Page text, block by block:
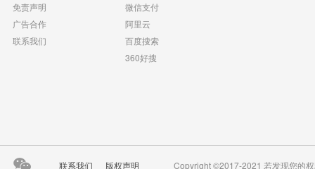
免责声明
广告合作
联系我们
微信支付
阿里云
百度搜索
360好搜
联系我们 版权声明 Copyright ©2017-2021 若发现您的